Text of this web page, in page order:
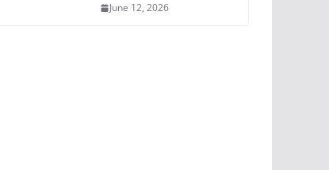
June 12, 2026